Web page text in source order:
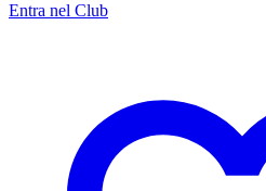
Entra nel Club